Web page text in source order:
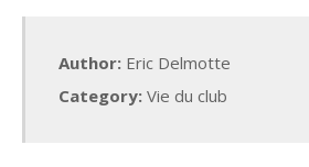
Author: Eric Delmotte
Category: Vie du club